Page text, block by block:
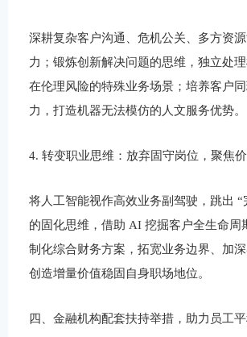
深耕复杂客户沟通、危机公关、多方资
力；锻炼创新解决问题的思维，独立处
在伦理风险的特殊业务场景；培养客户
力，打造机器无法模仿的人文服务优势。
4. 转变职业思维：放弃固守岗位，聚焦
将人工智能视作高效业务副驾驶，跳出 “
的固化思维，借助 AI 挖掘客户全生命周
制化综合财务方案，拓宽业务边界、加
创造增量价值稳固自身职场地位。
四、金融机构配套扶持举措，助力员工